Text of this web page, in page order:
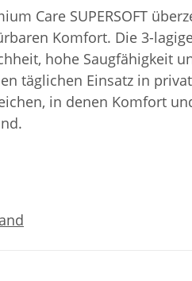
Care SUPERSOFT
Komfort. Die 3-
hohe Saugfähigkeit
täglichen Einsatz in
in denen Komfort